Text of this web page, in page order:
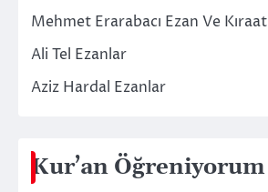
Mehmet Erarabacı Ezan Ve Kıraat
Ali Tel Ezanlar
Aziz Hardal Ezanlar
Kur’an Öğreniyorum